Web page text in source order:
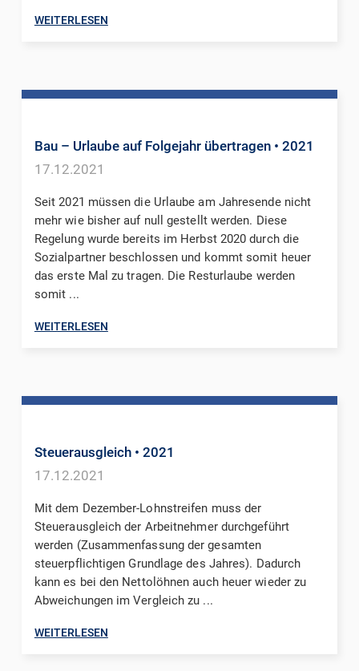
WEITERLESEN
Bau – Urlaube auf Folgejahr übertragen • 2021
17.12.2021
Seit 2021 müssen die Urlaube am Jahresende nicht
mehr wie bisher auf null gestellt werden. Diese
Regelung wurde bereits im Herbst 2020 durch die
Sozialpartner beschlossen und kommt somit heuer
das erste Mal zu tragen. Die Resturlaube werden
somit ...
WEITERLESEN
Steuerausgleich • 2021
17.12.2021
Mit dem Dezember-Lohnstreifen muss der
Steuerausgleich der Arbeitnehmer durchgeführt
werden (Zusammenfassung der gesamten
steuerpflichtigen Grundlage des Jahres). Dadurch
kann es bei den Nettolöhnen auch heuer wieder zu
Abweichungen im Vergleich zu ...
WEITERLESEN